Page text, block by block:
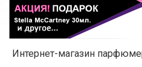
УХОД
УХОД
Интернет-магазин